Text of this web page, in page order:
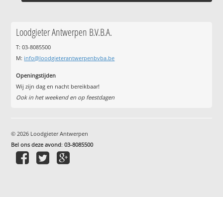
Loodgieter Antwerpen B.V.B.A.
T: 03-8085500
M: info@loodgieterantwerpenbvba.be
Openingstijden
Wij zijn dag en nacht bereikbaar!
Ook in het weekend en op feestdagen
© 2026 Loodgieter Antwerpen
Bel ons deze avond:03-8085500